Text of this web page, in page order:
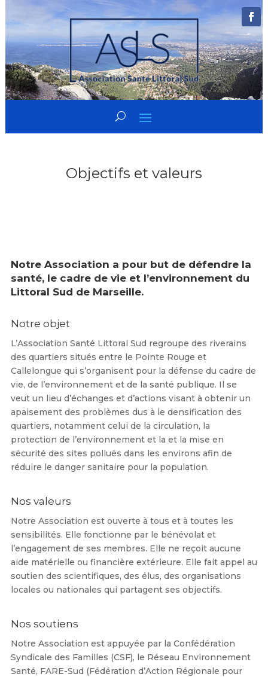
Objectifs et valeurs
Notre Association a pour but de défendre la
santé, le cadre de vie et l’environnement du
Littoral Sud de Marseille.
Notre objet
L’Association Santé Littoral Sud regroupe des riverains
des quartiers situés entre le Pointe Rouge et
Callelongue qui s’organisent pour la défense du cadre de
vie, de l’environnement et de la santé publique. Il se
veut un lieu d’échanges et d’actions visant à obtenir un
apaisement des problèmes dus à le densification des
quartiers, notamment celui de la circulation, la
protection de l’environnement et la et la mise en
sécurité des sites pollués dans les environs afin de
réduire le danger sanitaire pour la population.
Nos valeurs
Notre Association est ouverte à tous et à toutes les
sensibilités. Elle fonctionne par le bénévolat et
l’engagement de ses membres. Elle ne reçoit aucune
aide matérielle ou financière extérieure. Elle fait appel au
soutien des scientifiques, des élus, des organisations
locales ou nationales qui partagent ses objectifs.
Nos soutiens
Notre Association est appuyée par la Confédération
Syndicale des Familles (CSF), le Réseau Environnement
Santé, FARE-Sud (Fédération d’Action Régionale pour